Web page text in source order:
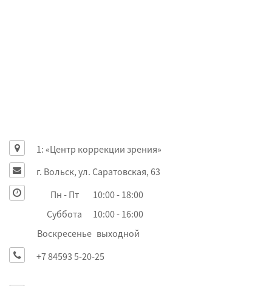
1: «Центр коррекции зрения»
г. Вольск, ул. Саратовская, 63
Пн - Пт
10:00 - 18:00
Суббота
10:00 - 16:00
Воскресенье выходной
+7 84593 5-20-25